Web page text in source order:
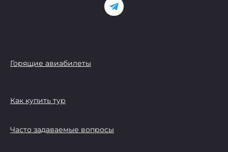
Горящие авиабилеты
Как купить тур
Часто задаваемые вопросы